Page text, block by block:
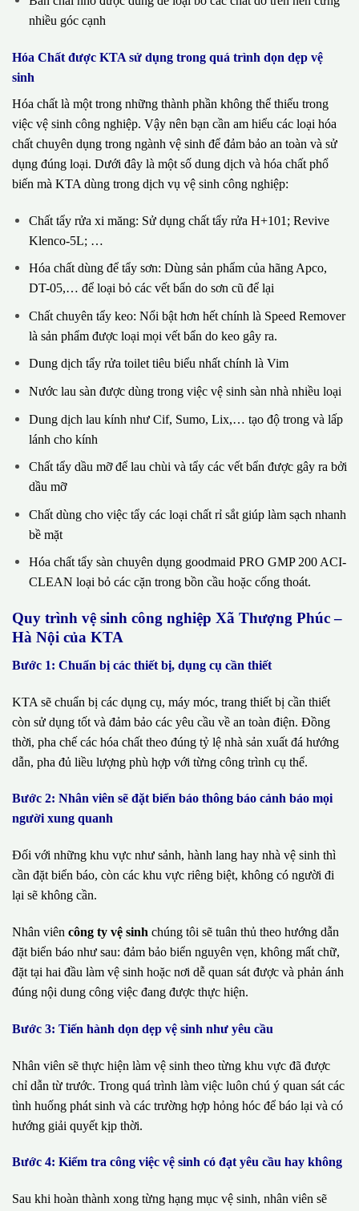
nhiều góc cạnh
Hóa Chất được KTA sử dụng trong quá trình dọn dẹp vệ
sinh
Hóa chất là một trong những thành phần không thể thiếu trong
việc vệ sinh công nghiệp. Vậy nên bạn cần am hiểu các loại hóa
chất chuyên dụng trong ngành vệ sinh để đảm bảo an toàn và sử
dụng đúng loại. Dưới đây là một số dung dịch và hóa chất phổ
biến mà KTA dùng trong dịch vụ vệ sinh công nghiệp:
Chất tẩy rửa xi măng: Sử dụng chất tẩy rửa H+101; Revive
Klenco-5L; …
Hóa chất dùng để tẩy sơn: Dùng sản phẩm của hãng Apco,
DT-05,… để loại bỏ các vết bẩn do sơn cũ để lại
Chất chuyên tẩy keo: Nổi bật hơn hết chính là Speed Remover
là sản phẩm được loại mọi vết bẩn do keo gây ra.
Dung dịch tẩy rửa toilet tiêu biểu nhất chính là Vim
Nước lau sàn được dùng trong việc vệ sinh sàn nhà nhiều loại
Dung dịch lau kính như Cif, Sumo, Lix,… tạo độ trong và lấp
lánh cho kính
Chất tẩy dầu mỡ để lau chùi và tẩy các vết bẩn được gây ra bởi
dầu mỡ
Chất dùng cho việc tẩy các loại chất rỉ sắt giúp làm sạch nhanh
bề mặt
Hóa chất tẩy sàn chuyên dụng goodmaid PRO GMP 200 ACI-
CLEAN loại bỏ các cặn trong bồn cầu hoặc cống thoát.
Quy trình vệ sinh công nghiệp Xã Thượng Phúc –
Hà Nội của KTA
Bước 1: Chuẩn bị các thiết bị, dụng cụ cần thiết
KTA sẽ chuẩn bị các dụng cụ, máy móc, trang thiết bị cần thiết
còn sử dụng tốt và đảm bảo các yêu cầu về an toàn điện. Đồng
thời, pha chế các hóa chất theo đúng tỷ lệ nhà sản xuất đá hướng
dẫn, pha đủ liều lượng phù hợp với từng công trình cụ thể.
Bước 2: Nhân viên sẽ đặt biển báo thông báo cảnh báo mọi
người xung quanh
Đối với những khu vực như sảnh, hành lang hay nhà vệ sinh thì
cần đặt biển báo, còn các khu vực riêng biệt, không có người đi
lại sẽ không cần.
Nhân viên công ty vệ sinh chúng tôi sẽ tuân thủ theo hướng dẫn
đặt biển báo như sau: đảm bảo biển nguyên vẹn, không mất chữ,
đặt tại hai đầu làm vệ sinh hoặc nơi dễ quan sát được và phản ánh
đúng nội dung công việc đang được thực hiện.
Bước 3: Tiến hành dọn dẹp vệ sinh như yêu cầu
Nhân viên sẽ thực hiện làm vệ sinh theo từng khu vực đã được
chỉ dẫn từ trước. Trong quá trình làm việc luôn chú ý quan sát các
tình huống phát sinh và các trường hợp hỏng hóc để báo lại và có
hướng giải quyết kịp thời.
Bước 4: Kiểm tra công việc vệ sinh có đạt yêu cầu hay không
Sau khi hoàn thành xong từng hạng mục vệ sinh, nhân viên sẽ